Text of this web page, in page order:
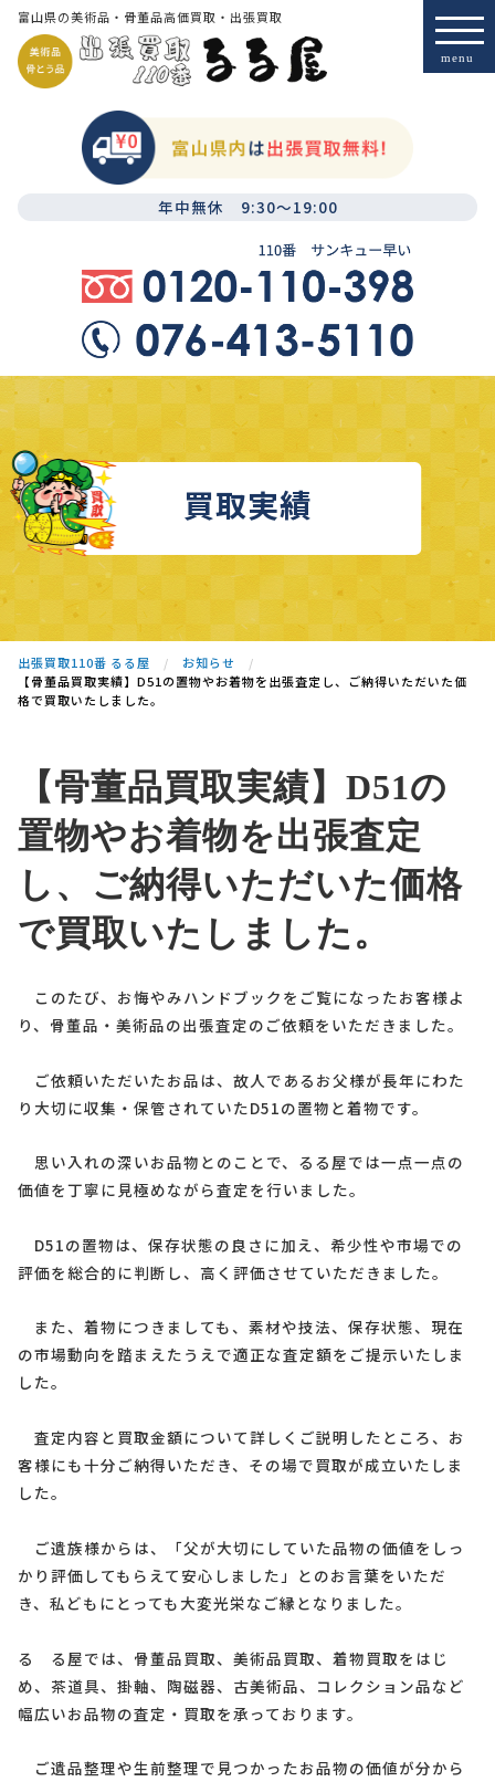
富山県の美術品・骨董品高価買取・出張買取
年中無休 9:30～19:00
買取実績
出張買取110番 るる屋
お知らせ
【骨董品買取実績】D51の置物やお着物を出張査定し、ご納得いただいた価
格で買取いたしました。
【骨董品買取実績】D51の
置物やお着物を出張査定
し、ご納得いただいた価格
で買取いたしました。
このたび、お悔やみハンドブックをご覧になったお客様よ
り、骨董品・美術品の出張査定のご依頼をいただきました。
ご依頼いただいたお品は、故人であるお父様が長年にわた
り大切に収集・保管されていたD51の置物と着物です。
思い入れの深いお品物とのことで、るる屋では一点一点の
価値を丁寧に見極めながら査定を行いました。
D51の置物は、保存状態の良さに加え、希少性や市場での
評価を総合的に判断し、高く評価させていただきました。
また、着物につきましても、素材や技法、保存状態、現在
の市場動向を踏まえたうえで適正な査定額をご提示いたしま
した。
査定内容と買取金額について詳しくご説明したところ、お
客様にも十分ご納得いただき、その場で買取が成立いたしま
した。
ご遺族様からは、「父が大切にしていた品物の価値をしっ
かり評価してもらえて安心しました」とのお言葉をいただ
き、私どもにとっても大変光栄なご縁となりました。
る る屋では、骨董品買取、美術品買取、着物買取をはじ
め、茶道具、掛軸、陶磁器、古美術品、コレクション品など
幅広いお品物の査定・買取を承っております。
ご遺品整理や生前整理で見つかったお品物の価値が分から